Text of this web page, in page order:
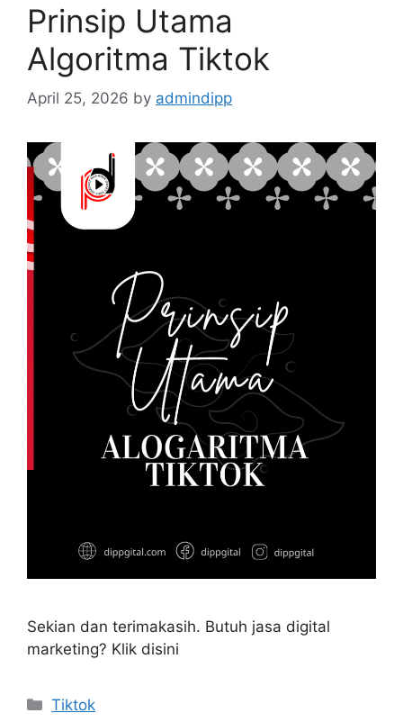
Prinsip Utama
Algoritma Tiktok
April 25, 2026 by admindipp
Sekian dan terimakasih. Butuh jasa digital
marketing? Klik disini
Tiktok